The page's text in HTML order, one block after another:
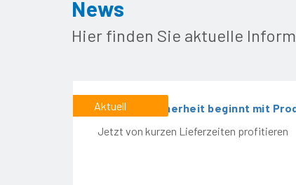
News
Hier finden Sie aktuelle
Planungssicherheit beginnt mit
Jetzt von kurzen Lieferzeiten profitieren
Aktuell